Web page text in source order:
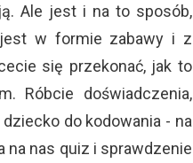
Ale jest i na to sposób,
w formie zabawy i z
się przekonać, jak to
Róbcie doświadczenia,
do kodowania - na
nas quiz i sprawdzenie